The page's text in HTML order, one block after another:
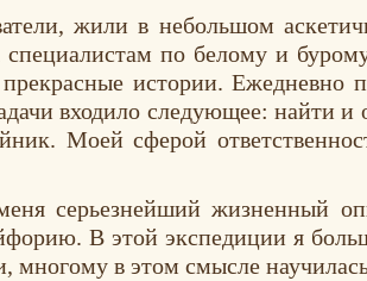
жили в небольшом
специалистам по белому и
истории. Ежедневно
входило следующее: найти и
Моей сферой
серьезнейший жизненный
В этой экспедиции я
в этом смысле